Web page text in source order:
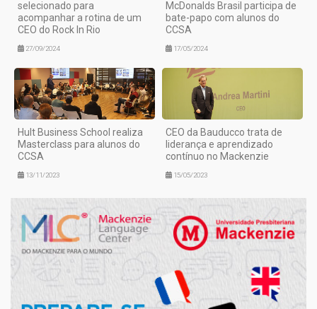
selecionado para
acompanhar a rotina de um
CEO do Rock In Rio
27/09/2024
McDonalds Brasil participa de
bate-papo com alunos do
CCSA
17/05/2024
Hult Business School realiza
Masterclass para alunos do
CCSA
13/11/2023
CEO da Bauducco trata de
liderança e aprendizado
contínuo no Mackenzie
15/05/2023